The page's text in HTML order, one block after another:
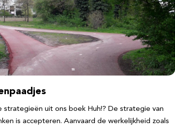
strategieën uit ons boek Huh!? De strategie van
is accepteren. Aanvaard de werkelijkheid zoals